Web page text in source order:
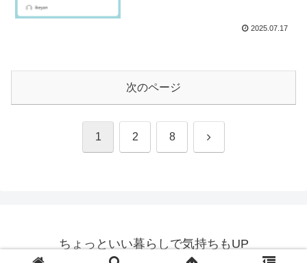
2025.07.17
次のページ
1 2 8 次
ちょっといい暮らしで気持ちもUP